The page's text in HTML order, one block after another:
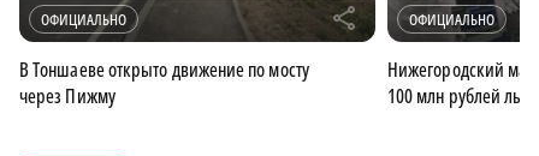
ОФИЦИАЛЬНО r
В Тоншаеве открыто движение по мосту
через Пижму
ОФИЦИАЛЬНО
Нижегородский
100 млн рублей